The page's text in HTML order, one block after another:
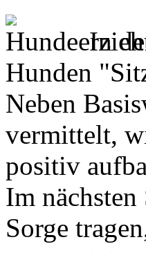
In
Hunden
Neben
vermittelt,
positiv
Im
Sorge